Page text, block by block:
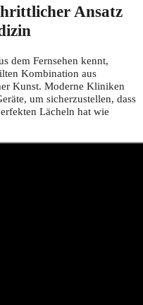
Ansatz
dem Fernsehen kennt,
Kombination aus
Kunst. Moderne Kliniken
um sicherzustellen, dass
Lächeln hat wie